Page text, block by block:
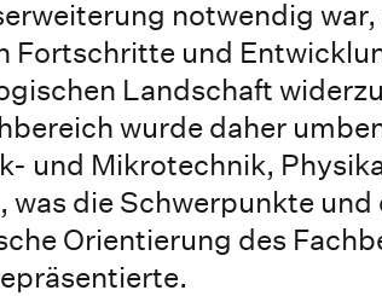
notwendig
Fortschritte und
Landschaft
wurde daher
und Mikrotechnik,
was die Schwerpunkte und
Orientierung des